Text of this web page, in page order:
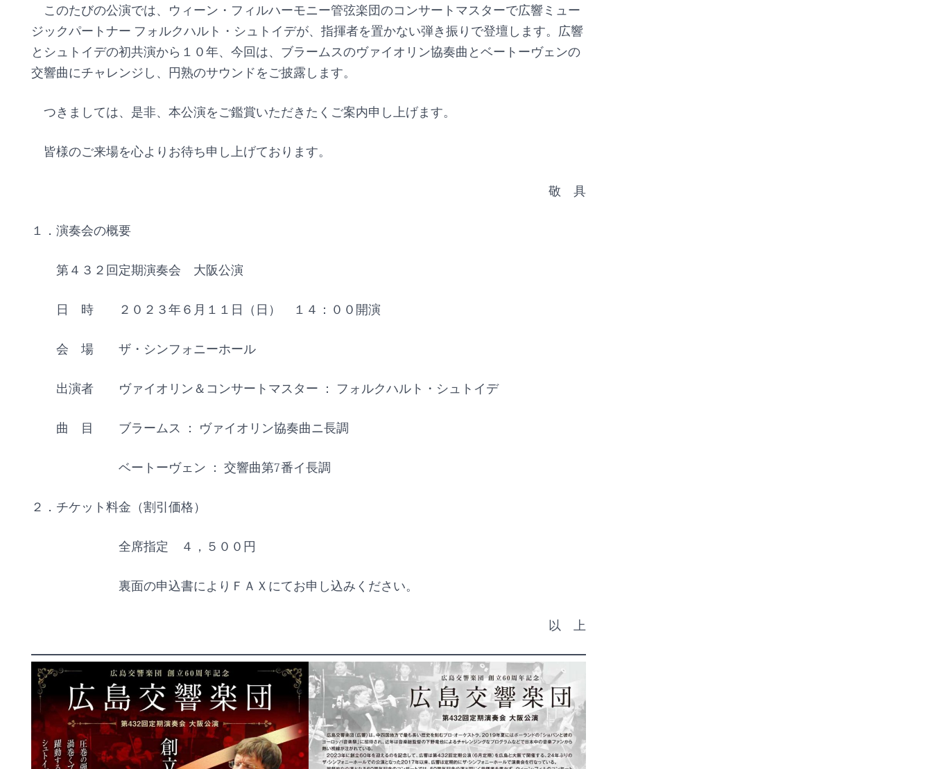
このたびの公演では、ウィーン・フィルハーモニー管弦楽団のコンサートマスターで広響ミュー
ジックパートナー フォルクハルト・シュトイデが、指揮者を置かない弾き振りで登壇します。広響
とシュトイデの初共演から１０年、今回は、ブラームスのヴァイオリン協奏曲とベートーヴェンの
交響曲にチャレンジし、円熟のサウンドをご披露します。
つきましては、是非、本公演をご鑑賞いただきたくご案内申し上げます。
皆様のご来場を心よりお待ち申し上げております。
敬 具
１．演奏会の概要
第４３２回定期演奏会 大阪公演
日 時 ２０２３年６月１１日（日） １４：００開演
会 場 ザ・シンフォニーホール
出演者 ヴァイオリン＆コンサートマスター ： フォルクハルト・シュトイデ
曲 目 ブラームス ： ヴァイオリン協奏曲ニ長調
ベートーヴェン ： 交響曲第7番イ長調
２．チケット料金（割引価格）
全席指定 ４，５００円
裏面の申込書によりＦＡＸにてお申し込みください。
以 上